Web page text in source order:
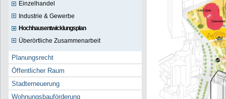
Einzelhandel
Industrie & Gewerbe
Hochhausentwicklungsplan
Überörtliche Zusammenarbeit
Planungsrecht
Öffentlicher Raum
Stadterneuerung
Wohnungsbauförderung